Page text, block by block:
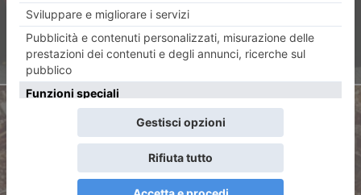
ARTICOLO SUCCESSIVO